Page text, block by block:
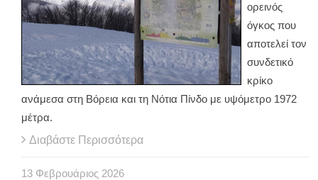
ορεινός
όγκος που
αποτελεί τον
συνδετικό
κρίκο
ανάμεσα στη Βόρεια και τη Νότια Πίνδο με υψόμετρο 1972
μέτρα.
Διαβάστε Περισσότερα
13 Φεβρουάριος 2026